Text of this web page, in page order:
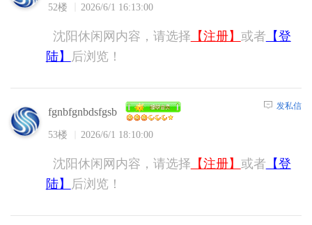
52楼 2026/6/1 16:13:00
沈阳休闲网内容，请选择 【注册】 或者 【登
陆】
后浏览！
fgnbfgnbdsfgsb
53楼 2026/6/1 18:10:00
发私信
沈阳休闲网内容，请选择 【注册】 或者 【登
陆】
后浏览！